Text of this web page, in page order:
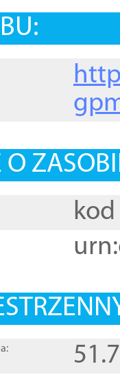
O
kod